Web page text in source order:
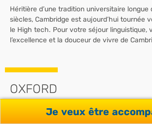
Héritière d’une tradition universitaire longue
siècles, Cambridge est aujourd’hui tournée
le High tech. Pour votre séjour linguistique,
l’excellence et la douceur de vivre de
OXFORD
Si l’on pense Angleterre et études, on pense
Oxford. Oxford rime avec prestige et avec
Je veux être